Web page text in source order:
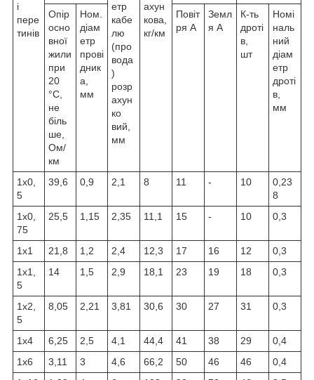
і
пере
тинів
етр
кабе
лю
(про
вода
)
розр
ахун
ко
вий,
мм
ахун
кова,
кг/км
Опір
осно
вної
жили
при
20
°C,
не
біль
ше,
Ом/
км
Ном.
діам
етр
прові
дник
а,
мм
Повіт
ря А
Земл
я А
К-ть
дроті
в,
шт
Номі
наль
ний
діам
етр
дроті
в,
мм
1х0,
5
39,6 0,9 2,1 8 11 - 10
0,23
8
1х0,
75
25,5 1,15 2,35 11,1 15 - 10 0,3
1х1 21,8 1,2 2,4 12,3 17 16 12
0,3
1х1,
5
14 1,5 2,9 18,1 23 19 18 0,3
1х2,
5
8,05 2,21 3,81 30,6 30 27 31 0,3
1х4 6,25 2,5 4,1 44,4 41 38 29
0,4
1х6
3,11 3 4,6 66,2 50 46 46
0,4